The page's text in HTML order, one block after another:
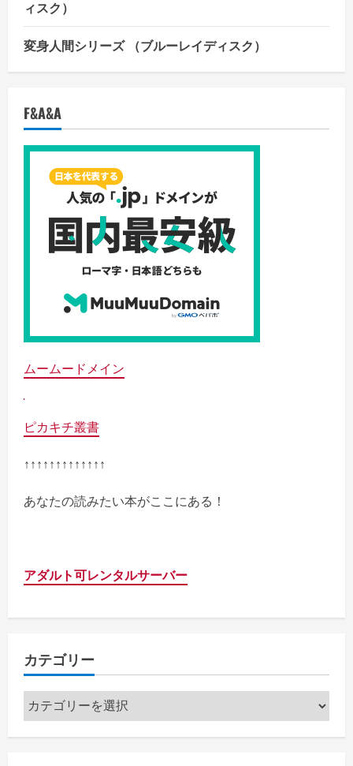
ィスク）
変身人間シリーズ （ブルーレイディスク）
F&A&A
ムームードメイン
ピカキチ叢書
↑↑↑↑↑↑↑↑↑↑↑↑↑
あなたの読みたい本がここにある！
アダルト可レンタルサーバー
カテゴリー
カ
テ
ゴ